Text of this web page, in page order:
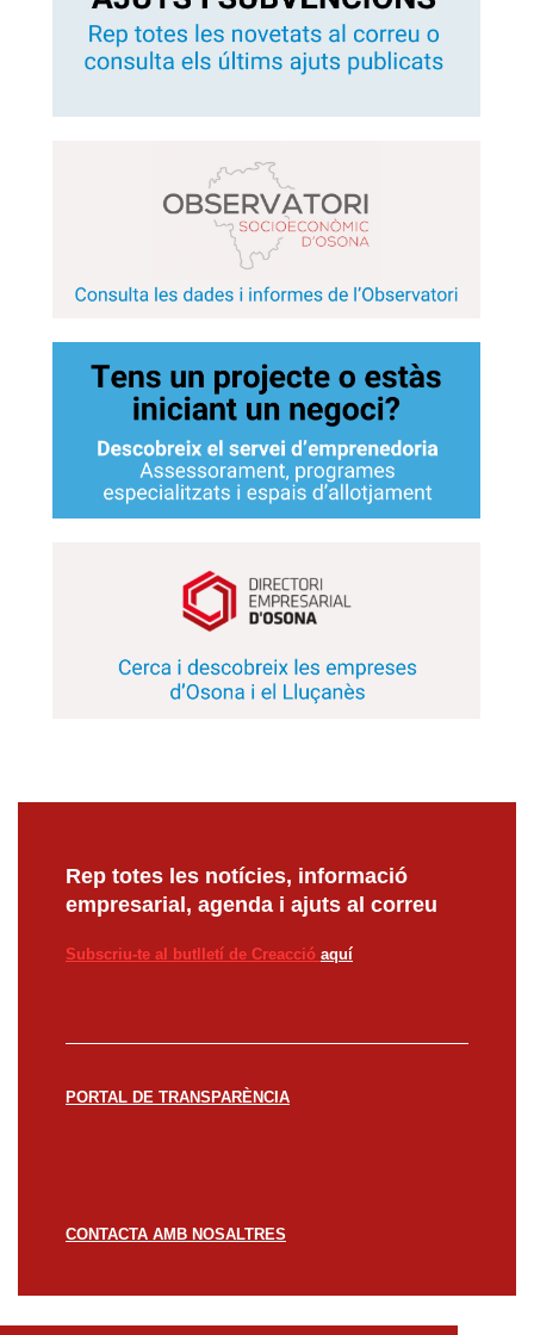
Rep totes les notícies, informació
empresarial, agenda i ajuts al correu
Subscriu-te al butlletí de Creacció aquí
PORTAL DE TRANSPARÈNCIA
CONTACTA AMB NOSALTRES